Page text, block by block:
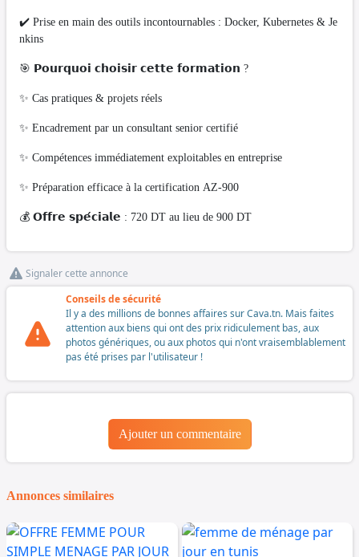
✔️ Prise en main des outils incontournables : Docker, Kubernetes & Je
nkins
🎯 𝗣𝗼𝘂𝗿𝗾𝘂𝗼𝗶 𝗰𝗵𝗼𝗶𝘀𝗶𝗿 𝗰𝗲𝘁𝘁𝗲 𝗳𝗼𝗿𝗺𝗮𝘁𝗶𝗼𝗻 ?
✨ Cas pratiques & projets réels
✨ Encadrement par un consultant senior certifié
✨ Compétences immédiatement exploitables en entreprise
✨ Préparation efficace à la certification AZ-900
💰 𝗢𝗳𝗳𝗿𝗲 𝘀𝗽𝗲́𝗰𝗶𝗮𝗹𝗲 : 720 DT au lieu de 900 DT
Signaler cette annonce
Conseils de sécurité
Il y a des millions de bonnes affaires sur Cava.tn. Mais faites
attention aux biens qui ont des prix ridiculement bas, aux
photos génériques, ou aux photos qui n'ont vraisemblablement
pas été prises par l'utilisateur !
Ajouter un commentaire
Annonces similaires